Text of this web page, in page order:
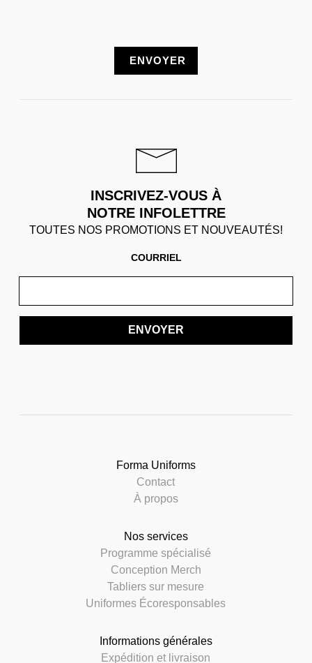
INSCRIVEZ-VOUS À
NOTRE INFOLETTRE
TOUTES NOS PROMOTIONS ET NOUVEAUTÉS!
COURRIEL
ENVOYER
Forma Uniforms
Contact
À propos
Nos services
Programme spécialisé
Conception Merch
Tabliers sur mesure
Uniformes Écoresponsables
Informations générales
Expédition et livraison